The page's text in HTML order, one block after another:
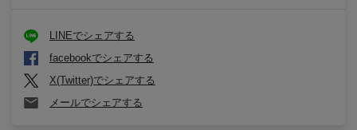
LINEでシェアする
facebookでシェアする
X(Twitter)でシェアする
メールでシェアする